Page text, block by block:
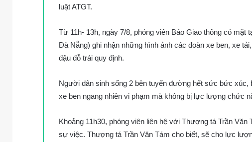
luật ATGT.
Từ 11h- 13h, ngày 7/8, phóng viên Báo Giao thông có mặt
Đà Nẵng) ghi nhận những hình ảnh các đoàn xe ben, xe
đậu đỗ trái quy định.
Người dân sinh sống 2 bên tuyến đường hết sức bức xúc,
xe ben ngang nhiên vi phạm mà không bị lực lượng chức
Khoảng 11h30, phóng viên liên hệ với Thượng tá Trần
sự việc. Thượng tá Trần Văn Tám cho biết, sẽ cho lực